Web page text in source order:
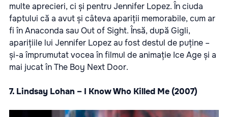
multe aprecieri, ci și pentru Jennifer Lopez. În ciuda
faptului că a avut și câteva apariții memorabile, cum ar
fi în Anaconda sau Out of Sight. Însă, după Gigli,
aparițiile lui Jennifer Lopez au fost destul de puține –
și-a împrumutat vocea în filmul de animație Ice Age și a
mai jucat în The Boy Next Door.
7. Lindsay Lohan – I Know Who Killed Me (2007)